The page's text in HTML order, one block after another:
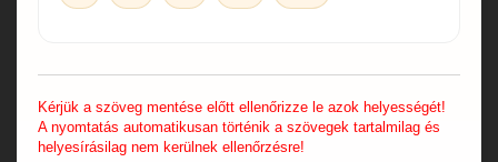
Kérjük a szöveg mentése előtt ellenőrizze le azok helyességét!
A nyomtatás automatikusan történik a szövegek tartalmilag és
helyesírásilag nem kerülnek ellenőrzésre!